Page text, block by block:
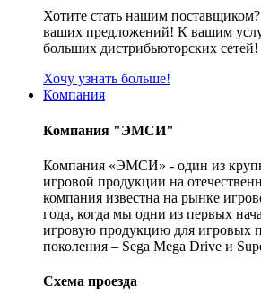
Хотите стать нашим
ваших предложений! К вашим
больших дистрибьюторских сетей!
Хочу узнать больше!
Компания
Компания "ЭМСИ"
Компания «ЭМСИ» - один из
игровой продукции на
компания известна на рынке
года, когда мы одни из первых
игровую продукцию для игровых
поколения – Sega Mega Drive и
Схема проезда